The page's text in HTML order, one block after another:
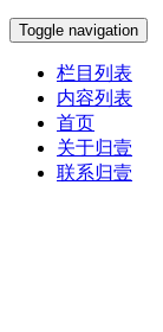
Toggle navigation
栏目列表
内容列表
首页
关于归壹
联系归壹